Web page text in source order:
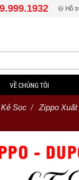
Hỗ
VỀ CHÚNG TÔI
Sọc
Zippo Xuất